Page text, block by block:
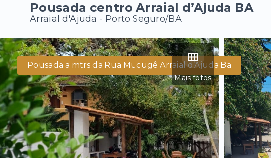
Pousada centro Arraial d’Ajuda BA
Arraial d'Ajuda - Porto Seguro/BA
Mais fotos
Pousada a mtrs da Rua Mucugê Arraial d’Ajuda Ba